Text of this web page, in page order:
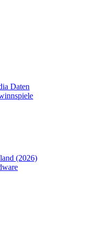
Daten
(2026)